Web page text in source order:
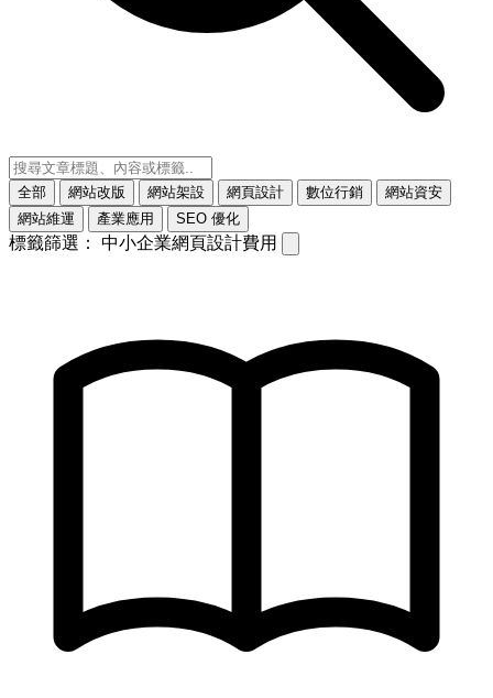
全部 網站改版 網站架設 網頁設計 數位行銷
網站資安
網站維運
產業應用 SEO 優化
標籤篩選： 中小企業網頁設計費用